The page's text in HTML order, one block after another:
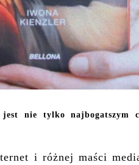
nie tylko najbogatszym
i różnej maści